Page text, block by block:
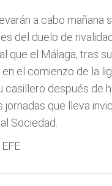
a cabo mañana
del duelo de
que el Málaga, tras
el comienzo de la
casillero después de
jornadas que lleva
Sociedad.